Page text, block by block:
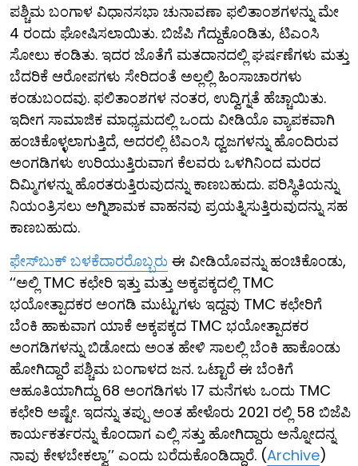
ಪಶ್ಚಿಮ ಬಂಗಾಳ ವಿಧಾನಸಭಾ ಚುನಾವಣಾ ಫಲಿತಾಂಶಗಳನ್ನು ಮೇ
4 ರಂದು ಘೋಷಿಸಲಾಯಿತು. ಬಿಜೆಪಿ ಗೆದ್ದುಕೊಂಡಿತು, ಟಿಎಂಸಿ
ಸೋಲು ಕಂಡಿತು. ಇದರ ಜೊತೆಗೆ ಮತದಾನದಲ್ಲಿ ಘರ್ಷಣೆಗಳು ಮತ್ತು
ಬೆದರಿಕೆ ಆರೋಪಗಳು ಸೇರಿದಂತೆ ಅಲ್ಲಲ್ಲಿ ಹಿಂಸಾಚಾರಗಳು
ಕಂಡುಬಂದವು. ಫಲಿತಾಂಶಗಳ ನಂತರ, ಉದ್ವಿಗ್ನತೆ ಹೆಚ್ಚಾಯಿತು.
ಇದೀಗ ಸಾಮಾಜಿಕ ಮಾಧ್ಯಮದಲ್ಲಿ ಒಂದು ವೀಡಿಯೊ ವ್ಯಾಪಕವಾಗಿ
ಹಂಚಿಕೊಳ್ಳಲಾಗುತ್ತಿದೆ, ಅದರಲ್ಲಿ ಟಿಎಂಸಿ ಧ್ವಜಗಳನ್ನು ಹೊಂದಿರುವ
ಅಂಗಡಿಗಳು ಉರಿಯುತ್ತಿರುವಾಗ ಕೆಲವರು ಒಳಗಿನಿಂದ ಮರದ
ದಿಮ್ಮಿಗಳನ್ನು ಹೊರತರುತ್ತಿರುವುದನ್ನು ಕಾಣಬಹುದು. ಪರಿಸ್ಥಿತಿಯನ್ನು
ನಿಯಂತ್ರಿಸಲು ಅಗ್ನಿಶಾಮಕ ವಾಹನವು ಪ್ರಯತ್ನಿಸುತ್ತಿರುವುದನ್ನು ಸಹ
ಕಾಣಬಹುದು.
ಫೇಸ್​ಬುಕ್ ಬಳಕೆದಾರರೊಬ್ಬರು ಈ ವೀಡಿಯೊವನ್ನು ಹಂಚಿಕೊಂಡು,
‘‘ಅಲ್ಲಿ TMC ಕಛೇರಿ ಇತ್ತು ಮತ್ತು ಅಕ್ಕಪಕ್ಕದಲ್ಲಿ TMC
ಭಯೋತ್ಪಾದಕರ ಅಂಗಡಿ ಮುಟ್ಟುಗಳು ಇದ್ದವು TMC ಕಛೇರಿಗೆ
ಬೆಂಕಿ ಹಾಕುವಾಗ ಯಾಕೆ ಅಕ್ಕಪಕ್ಕದ TMC ಭಯೋತ್ಪಾದಕರ
ಅಂಗಡಿಗಳನ್ನು ಬಿಡೋದು ಅಂತ ಹೇಳಿ ಸಾಲಲ್ಲಿ ಬೆಂಕಿ ಹಾಕೊಂಡು
ಹೋಗಿದ್ದಾರೆ ಪಶ್ಚಿಮ ಬಂಗಾಳದ ಜನ. ಒಟ್ಟಾರೆ ಈ ಬೆಂಕಿಗೆ
ಆಹೂತಿಯಾಗಿದ್ದು 68 ಅಂಗಡಿಗಳು 17 ಮನೆಗಳು ಒಂದು TMC
ಕಛೇರಿ ಅಷ್ಟೇ. ಇದನ್ನು ತಪ್ಪು ಅಂತ ಹೇಳೊರು 2021 ರಲ್ಲಿ 58 ಬಿಜೆಪಿ
ಕಾರ್ಯಕರ್ತರನ್ನು ಕೊಂದಾಗ ಎಲ್ಲಿ ಸತ್ತು ಹೋಗಿದ್ದಾರು ಅನ್ನೋದನ್ನ
ನಾವು ಕೇಳಬೇಕಲ್ವಾ’’ ಎಂದು ಬರೆದುಕೊಂಡಿದ್ದಾರೆ. (Archive)